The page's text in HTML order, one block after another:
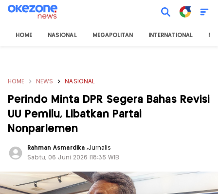
HOME NASIONAL MEGAPOLITAN INTERNATIONAL
HOME NEWS NASIONAL
Perindo Minta DPR Segera Bahas Revisi
UU Pemilu, Libatkan Partai
Nonparlemen
Rahman Asmardika ,Jurnalis
Sabtu, 06 Juni 2026 |18:35 WIB